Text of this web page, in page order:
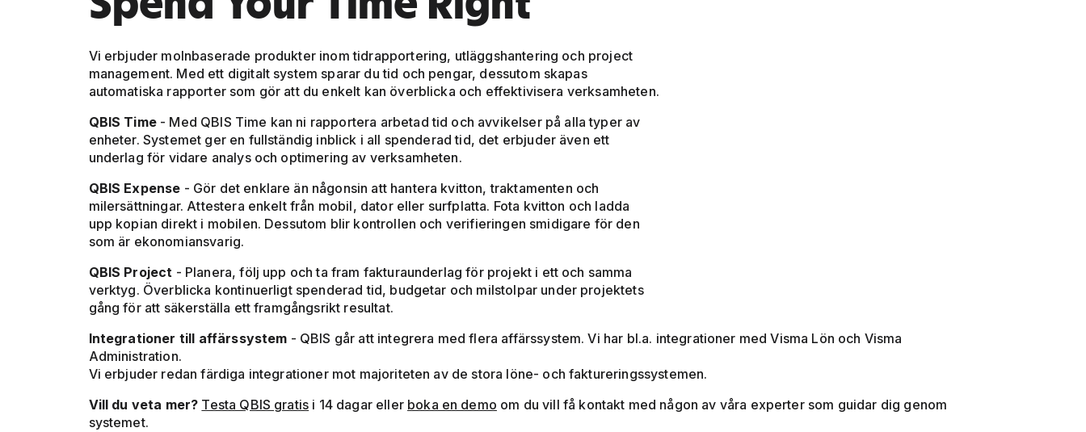
Vi erbjuder molnbaserade produkter inom tidrapportering, utläggshantering och project
management. Med ett digitalt system sparar du tid och pengar, dessutom skapas
automatiska rapporter som gör att du enkelt kan överblicka och effektivisera verksamheten.
QBIS Time- Med QBIS Time kan ni rapportera arbetad tid och avvikelser på alla typer av
enheter. Systemet ger en fullständig inblick i all spenderad tid, det erbjuder även ett
underlag för vidare analys och optimering av verksamheten.
QBIS Expense - Gör det enklare än någonsin att hantera kvitton, traktamenten och
milersättningar. Attestera enkelt från mobil, dator eller surfplatta. Fota kvitton och ladda
upp kopian direkt i mobilen. Dessutom blir kontrollen och verifieringen smidigare för den
som är ekonomiansvarig.
QBIS Project - Planera, följ upp och ta fram fakturaunderlag för projekt i ett och samma
verktyg. Överblicka kontinuerligt spenderad tid, budgetar och milstolpar under projektets
gång för att säkerställa ett framgångsrikt resultat.
Integrationer till affärssystem - QBIS går att integrera med flera affärssystem. Vi har bl.a. integrationer med Visma Lön och Visma
Administration.
Vi erbjuder redan färdiga integrationer mot majoriteten av de stora löne- och faktureringssystemen.
Vill du veta mer? Testa QBIS gratis i 14 dagar eller boka en demo om du vill få kontakt med någon av våra experter som guidar dig genom
systemet.